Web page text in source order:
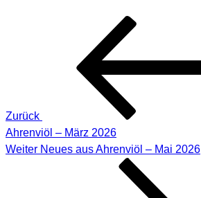
Beitragsnavigation
Zurück
Ahrenviöl – März 2026
Nächster
Weiter Neues aus Ahrenviöl – Mai 2026